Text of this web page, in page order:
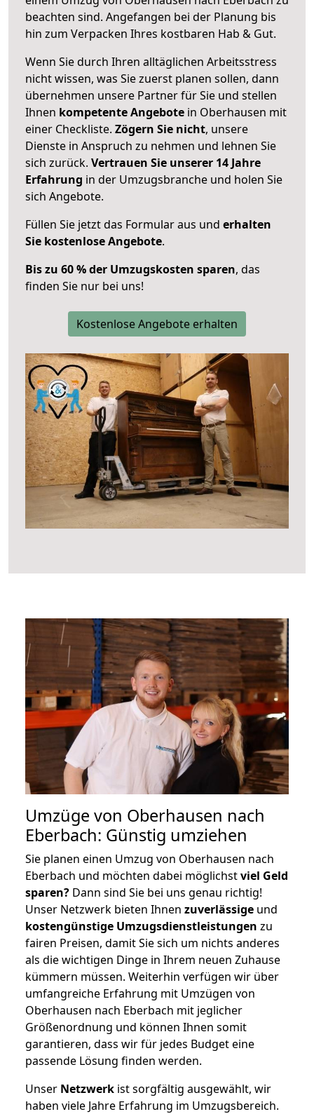
beachten sind. Angefangen bei der Planung bis
hin zum Verpacken Ihres kostbaren Hab & Gut.
Wenn Sie durch Ihren alltäglichen Arbeitsstress
nicht wissen, was Sie zuerst planen sollen, dann
übernehmen unsere Partner für Sie und stellen
Ihnen kompetente Angebote in Oberhausen mit
einer Checkliste. Zögern Sie nicht, unsere
Dienste in Anspruch zu nehmen und lehnen Sie
sich zurück. Vertrauen Sie unserer 14 Jahre
Erfahrung in der Umzugsbranche und holen Sie
sich Angebote.
Füllen Sie jetzt das Formular aus und erhalten
Sie kostenlose Angebote.
Bis zu 60 % der Umzugskosten sparen, das
finden Sie nur bei uns!
Kostenlose Angebote erhalten
Umzüge von Oberhausen nach
Eberbach: Günstig umziehen
Sie planen einen Umzug von Oberhausen nach
Eberbach und möchten dabei möglichstviel Geld
sparen? Dann sind Sie bei uns genau richtig!
Unser Netzwerk bieten Ihnen zuverlässige und
kostengünstige Umzugsdienstleistungen zu
fairen Preisen, damit Sie sich um nichts anderes
als die wichtigen Dinge in Ihrem neuen Zuhause
kümmern müssen. Weiterhin verfügen wir über
umfangreiche Erfahrung mit Umzügen von
Oberhausen nach Eberbach mit jeglicher
Größenordnung und können Ihnen somit
garantieren, dass wir für jedes Budget eine
passende Lösung finden werden.
Unser Netzwerk ist sorgfältig ausgewählt, wir
haben viele Jahre Erfahrung im Umzugsbereich.